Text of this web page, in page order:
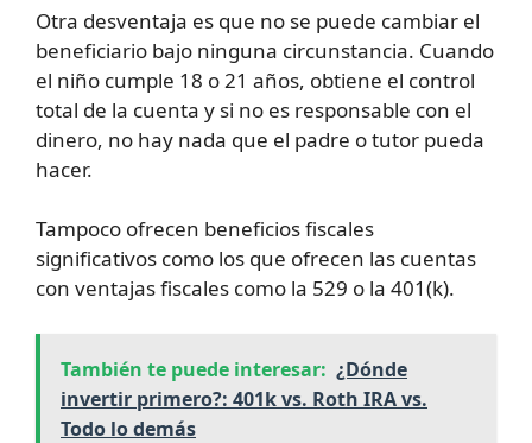
Otra desventaja es que no se puede cambiar el
beneficiario bajo ninguna circunstancia. Cuando
el niño cumple 18 o 21 años, obtiene el control
total de la cuenta y si no es responsable con el
dinero, no hay nada que el padre o tutor pueda
hacer.
Tampoco ofrecen beneficios fiscales
significativos como los que ofrecen las cuentas
con ventajas fiscales como la 529 o la 401(k).
También te puede interesar: ¿Dónde
invertir primero?: 401k vs. Roth IRA vs.
Todo lo demás